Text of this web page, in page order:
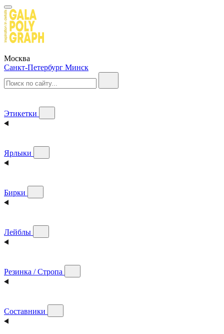
Москва
Санкт-Петербург Минск
Этикетки
Ярлыки
Бирки
Лейблы
Резинка / Стропа
Составники